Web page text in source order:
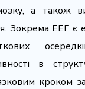
а також
Зокрема ЕЕГ є
в
кроком